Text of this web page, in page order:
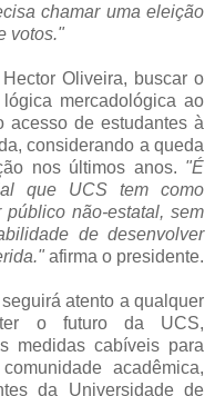
chamar uma eleição
votos."
Oliveira, buscar o
mercadológica ao
acesso de estudantes à
considerando a queda
nos últimos anos. "É
que UCS tem como
não-estatal, sem
de desenvolver
afirma o presidente.
atento a qualquer
o futuro da UCS,
medidas cabíveis para
acadêmica,
da Universidade de